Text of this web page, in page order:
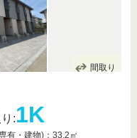
間取り
:1K
有・建物)：33.2㎡